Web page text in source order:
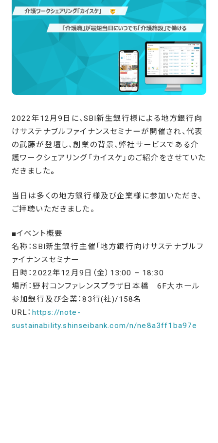
2022年12月9日に、SBI新生銀行様による地方銀行向
けサステナブルファイナンスセミナーが開催され、代表
の武藤が登壇し、創業の背景、弊社サービスである介
護ワークシェアリング「カイスケ」のご紹介をさせていた
だきました。
当日は多くの地方銀行様及び企業様に参加いただき、
ご拝聴いただきました。
■イベント概要
名称：SBI新生銀行主催「地方銀行向けサステナブルフ
ァイナンスセミナー
日時：2022年12月9日（金）13:00 – 18:30
場所：野村コンファレンスプラザ日本橋 6F大ホール
参加銀行及び企業：83行(社)/158名
URL： https://note-
sustainability.shinseibank.com/n/ne8a3ff1ba97e